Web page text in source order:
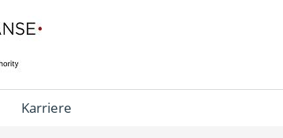
Karriere